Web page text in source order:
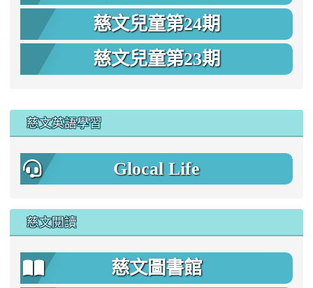
慈文兒童第24期
慈文兒童第23期
慈文英語學習
Glocal Life
慈文閱讀
慈文圖書館